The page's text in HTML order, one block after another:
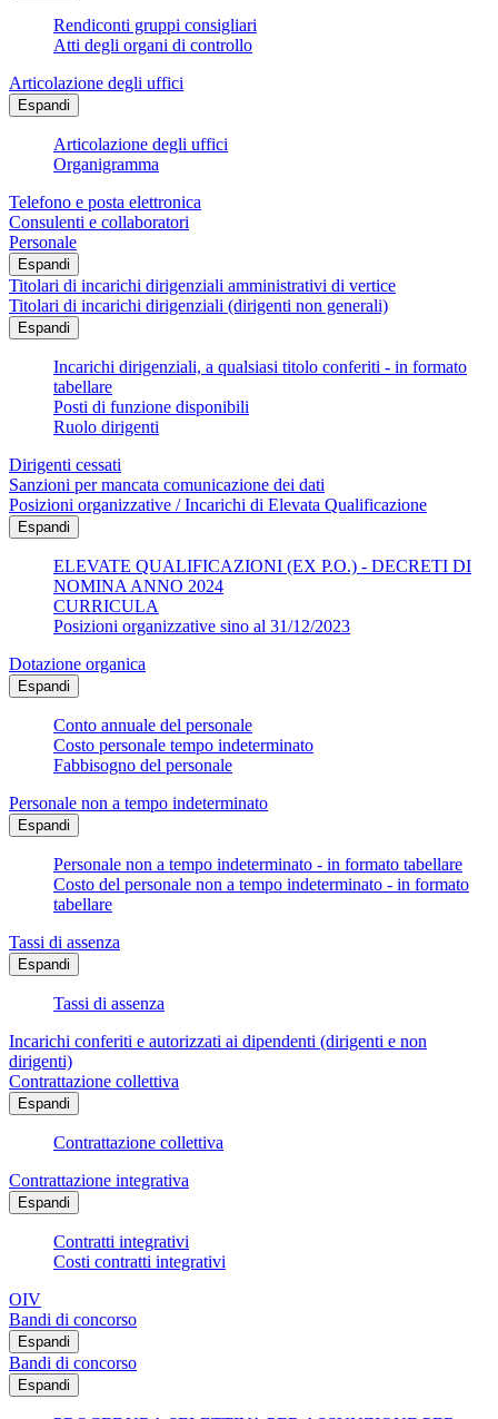
Rendiconti gruppi consigliari
Atti degli organi di controllo
Articolazione degli uffici
Espandi
Articolazione degli uffici
Organigramma
Telefono e posta elettronica
Consulenti e collaboratori
Personale
Espandi
Titolari di incarichi dirigenziali amministrativi di vertice
Titolari di incarichi dirigenziali (dirigenti non generali)
Espandi
Incarichi dirigenziali, a qualsiasi titolo conferiti - in formato
tabellare
Posti di funzione disponibili
Ruolo dirigenti
Dirigenti cessati
Sanzioni per mancata comunicazione dei dati
Posizioni organizzative / Incarichi di Elevata Qualificazione
Espandi
ELEVATE QUALIFICAZIONI (EX P.O.) - DECRETI DI
NOMINA ANNO 2024
CURRICULA
Posizioni organizzative sino al 31/12/2023
Dotazione organica
Espandi
Conto annuale del personale
Costo personale tempo indeterminato
Fabbisogno del personale
Personale non a tempo indeterminato
Espandi
Personale non a tempo indeterminato - in formato tabellare
Costo del personale non a tempo indeterminato - in formato
tabellare
Tassi di assenza
Espandi
Tassi di assenza
Incarichi conferiti e autorizzati ai dipendenti (dirigenti e non
dirigenti)
Contrattazione collettiva
Espandi
Contrattazione collettiva
Contrattazione integrativa
Espandi
Contratti integrativi
Costi contratti integrativi
OIV
Bandi di concorso
Espandi
Bandi di concorso
Espandi